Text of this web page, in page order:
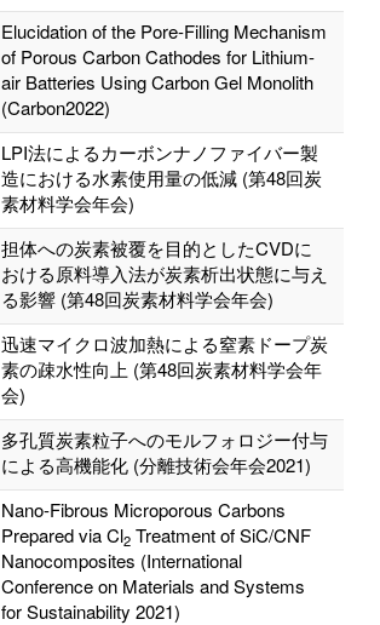
Elucidation of the Pore-Filling Mechanism
of Porous Carbon Cathodes for Lithium-
air Batteries Using Carbon Gel Monolith
(Carbon2022)
LPI法によるカーボンナノファイバー製
造における水素使用量の低減 (第48回炭
素材料学会年会)
担体への炭素被覆を目的としたCVDに
おける原料導入法が炭素析出状態に与え
る影響 (第48回炭素材料学会年会)
迅速マイクロ波加熱による窒素ドープ炭
素の疎水性向上 (第48回炭素材料学会年
会)
多孔質炭素粒子へのモルフォロジー付与
による高機能化 (分離技術会年会2021)
Nano-Fibrous Microporous Carbons
Prepared via Cl2 Treatment of SiC/CNF
Nanocomposites (International
Conference on Materials and Systems
for Sustainability 2021)